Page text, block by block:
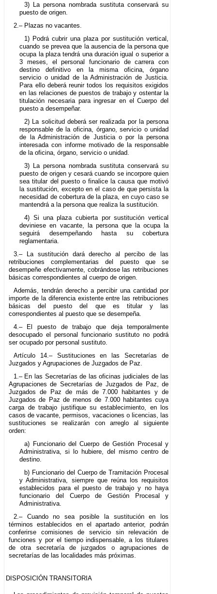
3) La persona nombrada sustituta conservará su
puesto de origen.
2.– Plazas no vacantes.
1) Podrá cubrir una plaza por sustitución vertical,
cuando se prevea que la ausencia de la persona que
ocupa la plaza tendrá una duración igual o superior a
3 meses, el personal funcionario de carrera con
destino definitivo en la misma oficina, órgano
servicio o unidad de la Administración de Justicia.
Para ello deberá reunir todos los requisitos exigidos
en las relaciones de puestos de trabajo y ostentar la
titulación necesaria para ingresar en el Cuerpo del
puesto a desempeñar.
2) La solicitud deberá ser realizada por la persona
responsable de la oficina, órgano, servicio o unidad
de la Administración de Justicia o por la persona
interesada con informe motivado de la responsable
de la oficina, órgano, servicio o unidad.
3) La persona nombrada sustituta conservará su
puesto de origen y cesará cuando se incorpore quien
sea titular del puesto o finalice la causa que motivó
la sustitución, excepto en el caso de que persista la
necesidad de cobertura de la plaza, en cuyo caso se
mantendrá a la persona que realiza la sustitución.
4) Si una plaza cubierta por sustitución vertical
deviniese en vacante, la persona que la ocupa la
seguirá desempeñando hasta su cobertura
reglamentaria.
3.– La sustitución dará derecho al percibo de las
retribuciones complementarias del puesto que se
desempeñe efectivamente, cobrándose las retribuciones
básicas correspondientes al cuerpo de origen.
Además, tendrán derecho a percibir una cantidad por
importe de la diferencia existente entre las retribuciones
básicas del puesto del que es titular y las
correspondientes al puesto que se desempeña.
4.– El puesto de trabajo que deja temporalmente
desocupado el personal funcionario sustituto no podrá
ser ocupado por personal sustituto.
Artículo 14.– Sustituciones en las Secretarías de
Juzgados y Agrupaciones de Juzgados de Paz.
1.– En las Secretarías de las oficinas judiciales de las
Agrupaciones de Secretarías de Juzgados de Paz, de
Juzgados de Paz de más de 7.000 habitantes y de
Juzgados de Paz de menos de 7.000 habitantes cuya
carga de trabajo justifique su establecimiento, en los
casos de vacante, permisos, vacaciones o licencias, las
sustituciones se realizarán con arreglo al siguiente
orden:
a) Funcionario del Cuerpo de Gestión Procesal y
Administrativa, si lo hubiere, del mismo centro de
destino.
b) Funcionario del Cuerpo de Tramitación Procesal
y Administrativa, siempre que reúna los requisitos
establecidos para el puesto de trabajo y no haya
funcionario del Cuerpo de Gestión Procesal y
Administrativa.
2.– Cuando no sea posible la sustitución en los
términos establecidos en el apartado anterior, podrán
conferirse comisiones de servicio sin relevación de
funciones y por el tiempo indispensable, a los titulares
de otra secretaría de juzgados o agrupaciones de
secretarías de las localidades más próximas.
DISPOSICIÓN TRANSITORIA